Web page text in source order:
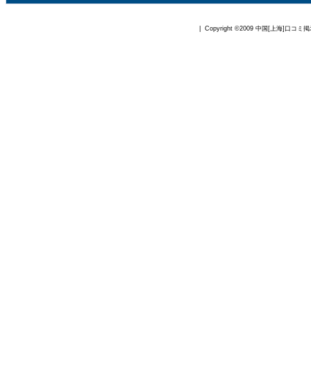
| Copyright ©2009 中国[上海]口コミ掲